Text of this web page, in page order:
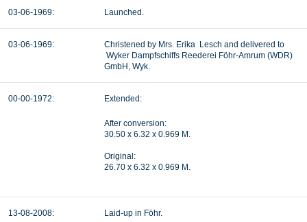
03-06-1969: Launched.
03-06-1969:
Christened by Mrs. Erika Lesch and delivered to
Wyker Dampfschiffs Reederei Föhr-Amrum (WDR)
GmbH, Wyk.
00-00-1972: Extended:
After conversion:
30.50 x 6.32 x 0.969 M.
Original:
26.70 x 6.32 x 0.969 M.
13-08-2008: Laid-up in Föhr.